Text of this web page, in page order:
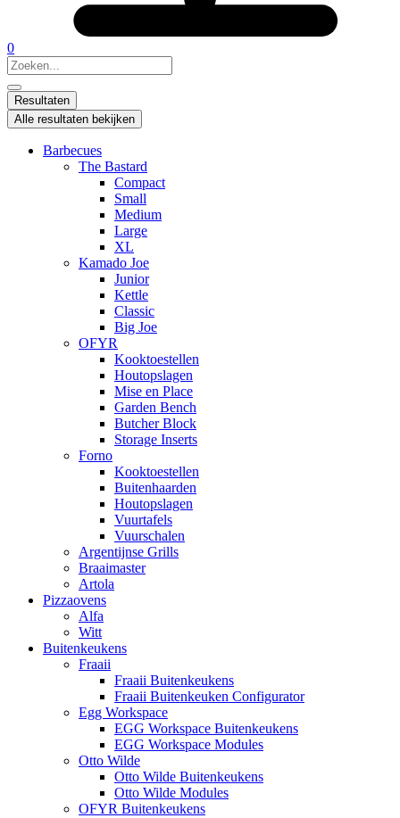
0
Search
...
Resultaten
Alle resultaten bekijken
Barbecues
The Bastard
Compact
Small
Medium
Large
XL
Kamado Joe
Junior
Kettle
Classic
Big Joe
OFYR
Kooktoestellen
Houtopslagen
Mise en Place
Garden Bench
Butcher Block
Storage Inserts
Forno
Kooktoestellen
Buitenhaarden
Houtopslagen
Vuurtafels
Vuurschalen
Argentijnse Grills
Braaimaster
Artola
Pizzaovens
Alfa
Witt
Buitenkeukens
Fraaii
Fraaii Buitenkeukens
Fraaii Buitenkeuken Configurator
Egg Workspace
EGG Workspace Buitenkeukens
EGG Workspace Modules
Otto Wilde
Otto Wilde Buitenkeukens
Otto Wilde Modules
OFYR Buitenkeukens